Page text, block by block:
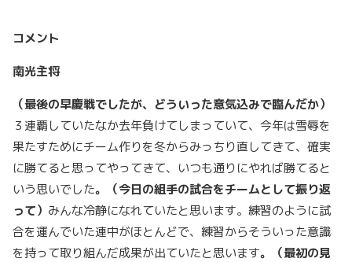
コメント
南光主将
（最後の早慶戦でしたが、どういった意気込みで臨んだか）
３連覇していたなか去年負けてしまっていて、今年は雪辱を
果たすためにチーム作りを冬からみっちり直してきて、確実
に勝てると思ってやってきて、いつも通りにやれば勝てると
いう思いでした。（今日の組手の試合をチームとして振り返
って） みんな冷静になれていたと思います。練習のように試
合を運んでいた連中がほとんどで、練習からそういった意識
を持って取り組んだ成果が出ていたと思います。（最初の見